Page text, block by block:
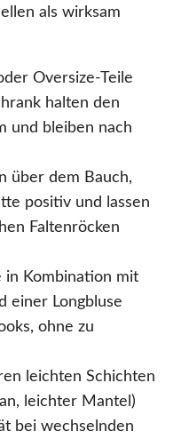
als wirksam
Oversize-Teile
halten den
und bleiben nach
über dem Bauch,
positiv und lassen
Faltenröcken
in Kombination mit
einer Longbluse
ohne zu
leichten Schichten
leichter Mantel)
bei wechselnden